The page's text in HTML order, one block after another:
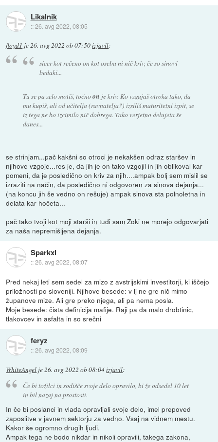
Likalnik
::26. avg 2022, 08:05
floyd1 je26. avg 2022 ob 07:50izjavil:
sicer kot rečeno on kot oseba ni nič kriv, če so sinovi
bedaki...
Tu se pa zelo motiš, točnoon je kriv. Ko vzgajaš otroka tako, da
mu kupiš, ali od učitelja (ravnatelja?) izsiliš maturitetni izpit, se
iz tega ne bo izcimilo nič dobrega. Tako verjetno delujeta še
danes...
se strinjam...pač kakšni so otroci je nekakšen odraz staršev in
njihove vzgoje...res je, da jih je on tako vzgojil in jih oblikoval kar
pomeni, da je posledično on kriv za njih....ampak bolj sem mislil se
izraziti na način, da posledično ni odgovoren za sinova dejanja...
(na koncu jih še vedno on rešuje) ampak sinova sta polnoletna in
delata kar hočeta...
pač tako tvoji kot moji starši in tudi sam Zoki ne morejo odgovarjati
za naša nepremišljena dejanja.
Sparkxl
::26. avg 2022, 08:07
Pred nekaj leti sem sedel za mizo z avstrijskimi investitorji, ki iščejo
priložnosti po sloveniji. Njihove besede: v lj ne gre nič mimo
županove mize. Ali gre preko njega, ali pa nema posla.
Moje besede: čista definicija mafije. Raji pa da malo drobtinic,
tlakovcev in asfalta in so srečni
feryz
::26. avg 2022, 08:09
WhiteAngel je26. avg 2022 ob 08:04izjavil:
Če bi tožilci in sodišče svoje delo opravilo, bi že odsedel 10 let
in bil nazaj na prostosti.
In če bi poslanci in vlada opravljali svoje delo, imel prepoved
zaposlitve v javnem sektorju za vedno. Vsaj na vidnem mestu.
Kakor še ogromno drugih ljudi.
Ampak tega ne bodo nikdar in nikoli opravili, takega zakona,